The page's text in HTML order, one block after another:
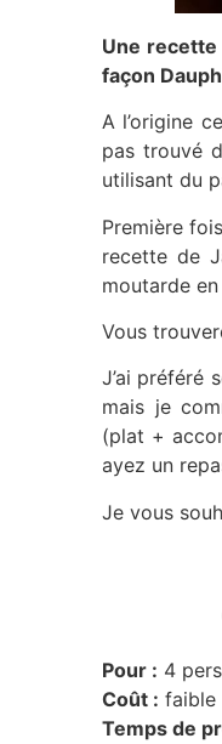
Une recette
façon
A l’origine
pas trouvé
utilisant du
Première
recette de
moutarde
Vous
J’ai préféré
mais je
(plat +
ayez un
Je vous
Pour : 4
Coût : faible
Temps de